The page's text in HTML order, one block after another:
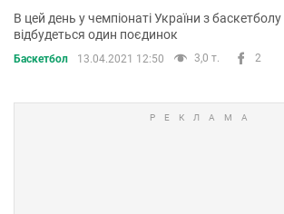
В цей день у чемпіонаті України з баскетболу
відбудеться один поєдинок
Баскетбол 13.04.2021 12:50 3,0 т. 2